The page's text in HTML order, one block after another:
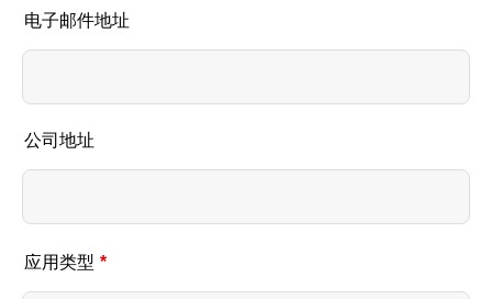
电子邮件地址
公司地址
应用类型 *